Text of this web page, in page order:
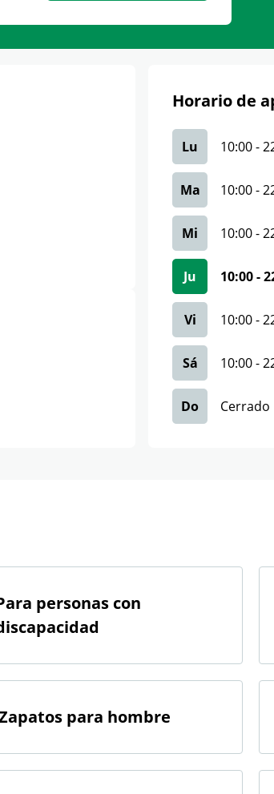
Horario de
Lu 10:00-
Ma 10:00-
Mi 10:00-
Ju 10:00-
Vi 10:00-
Sá 10:00-
Do Cerrado
personas con
para hombre